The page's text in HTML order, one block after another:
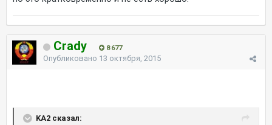
Crady 8 677
Опубликовано 13 октября, 2015
KA2 сказал: